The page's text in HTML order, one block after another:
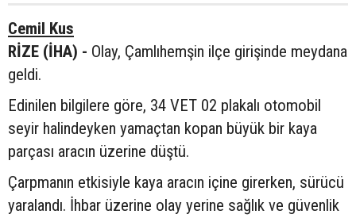
Cemil Kus
RİZE (İHA) - Olay, Çamlıhemşin ilçe girişinde meydana
geldi.
Edinilen bilgilere göre, 34 VET 02 plakalı otomobil
seyir halindeyken yamaçtan kopan büyük bir kaya
parçası aracın üzerine düştü.
Çarpmanın etkisiyle kaya aracın içine girerken, sürücü
yaralandı. İhbar üzerine olay yerine sağlık ve güvenlik